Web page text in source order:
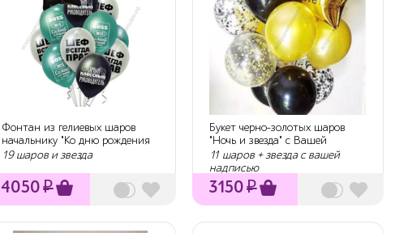
Фонтан из гелиевых шаров
начальнику "Ко дню рождения
шефа"
19 шаров и звезда
4050₽
Букет черно-золотых шаров
"Ночь и звезда" с Вашей
надписью
11 шаров + звезда с вашей
надписью
3150₽